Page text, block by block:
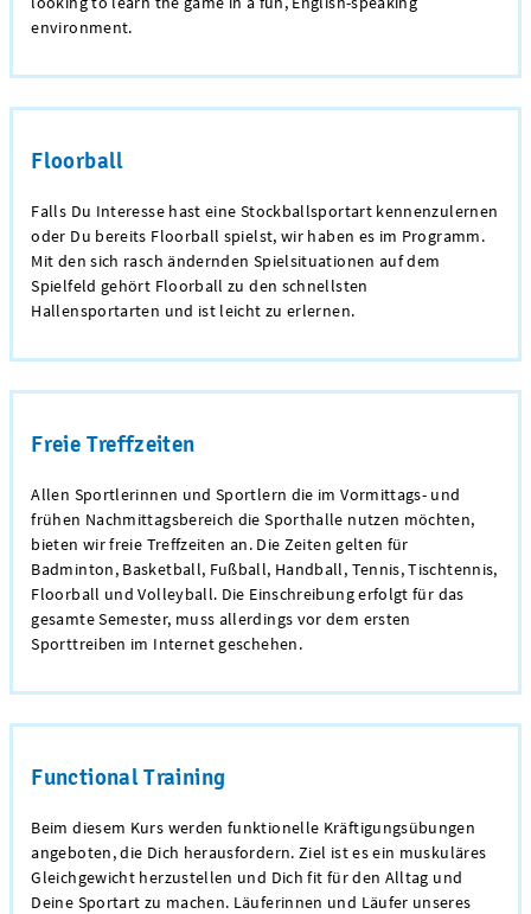
environment.
Floorball
Falls Du Interesse hast eine Stockballsportart kennenzulernen
oder Du bereits Floorball spielst, wir haben es im Programm.
Mit den sich rasch ändernden Spielsituationen auf dem
Spielfeld gehört Floorball zu den schnellsten
Hallensportarten und ist leicht zu erlernen.
Freie Treffzeiten
Allen Sportlerinnen und Sportlern die im Vormittags- und
frühen Nachmittagsbereich die Sporthalle nutzen möchten,
bieten wir freie Treffzeiten an. Die Zeiten gelten für
Badminton, Basketball, Fußball, Handball, Tennis, Tischtennis,
Floorball und Volleyball. Die Einschreibung erfolgt für das
gesamte Semester, muss allerdings vor dem ersten
Sporttreiben im Internet geschehen.
Functional Training
Beim diesem Kurs werden funktionelle Kräftigungsübungen
angeboten, die Dich herausfordern. Ziel ist es ein muskuläres
Gleichgewicht herzustellen und Dich fit für den Alltag und
Deine Sportart zu machen. Läuferinnen und Läufer unseres